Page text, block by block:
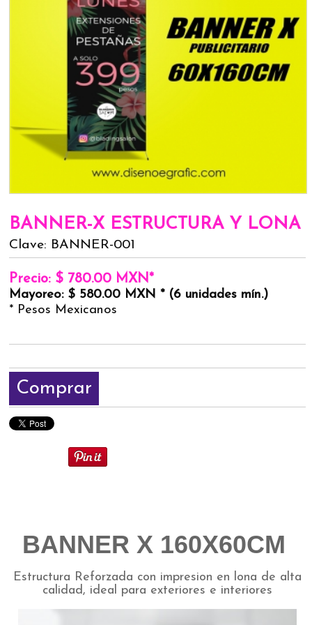
BANNER-X ESTRUCTURA Y LONA
Clave: BANNER-001
Precio: $ 780.00 MXN*
Mayoreo: $ 580.00 MXN * (6 unidades mín.)
* Pesos Mexicanos
Comprar
BANNER X 160X60CM
Estructura Reforzada con impresion en lona de alta
calidad, ideal para exteriores e interiores